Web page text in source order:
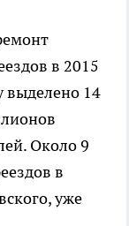
в 2015
выделено 14
Около 9
в
уже